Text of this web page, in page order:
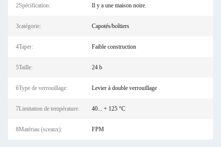
2Spécification: Il y a une maison noire.
3catégorie: Capotés/boîtiers
4Taper: Faible construction
5Taille: 24 b
6Type de verrouillage: Levier à double verrouillage
7Limitation de température: 40... + 125 °C
8Matériau (sceaux): FPM